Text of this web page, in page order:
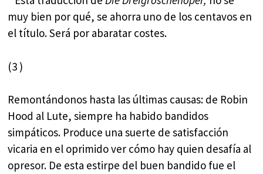
muy bien por qué, se ahorra uno de los centavos en
el título. Será por abaratar costes.
(3 )
Remontándonos hasta las últimas causas: de Robin
Hood al Lute, siempre ha habido bandidos
simpáticos. Produce una suerte de satisfacción
vicaria en el oprimido ver cómo hay quien desafía al
opresor. De esta estirpe del buen bandido fue el